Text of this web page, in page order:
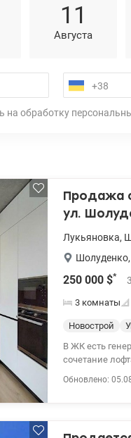
11
Августа
на обработку
Продажа
ул.
Лукьяновка,
Шолуденкo,
250 000 $*
3 комнаты
Новострой
В ЖК есть
сочетание
Обновлено: